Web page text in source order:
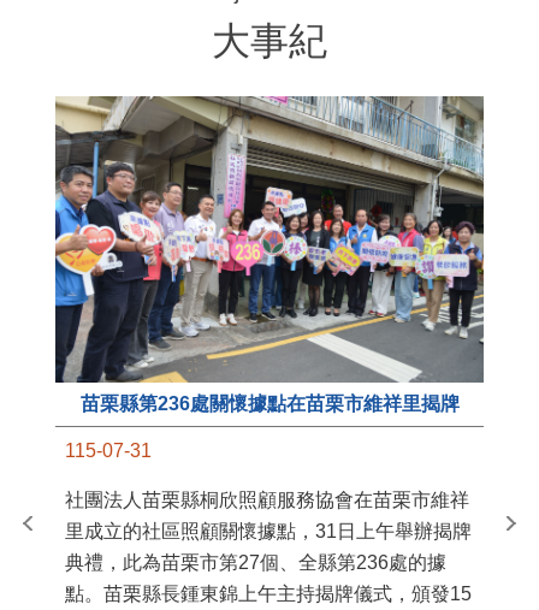
大事紀
苗栗縣第236處關懷據點在苗栗市維祥里揭牌
115-07-31
社團法人苗栗縣桐欣照顧服務協會在苗栗市維祥
里成立的社區照顧關懷據點，31日上午舉辦揭牌
典禮，此為苗栗市第27個、全縣第236處的據
點。苗栗縣長鍾東錦上午主持揭牌儀式，頒發15
苗